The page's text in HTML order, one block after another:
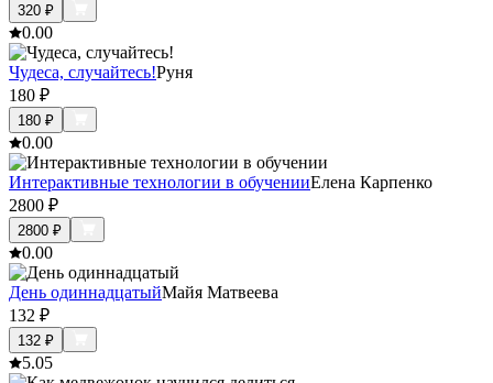
320 ₽
0.00
Чудеса, случайтесь!Руня
180 ₽
180 ₽
0.00
Интерактивные технологии в обученииЕлена Карпенко
2800 ₽
2800 ₽
0.00
День одиннадцатыйМайя Матвеева
132 ₽
132 ₽
5.05